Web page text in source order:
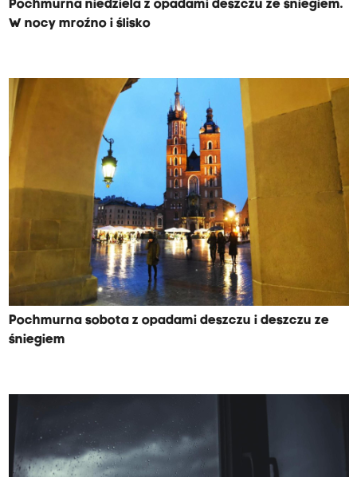
Pochmurna niedziela z opadami deszczu ze śniegiem.
W nocy mroźno i ślisko
Pochmurna sobota z opadami deszczu i deszczu ze
śniegiem